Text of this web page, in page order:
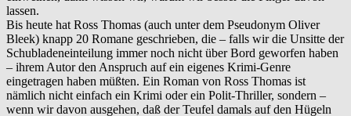
lassen.
Bis heute hat Ross Thomas (auch unter dem Pseudonym Oliver
Bleek) knapp 20 Romane geschrieben, die – falls wir die Unsitte der
Schubladeneinteilung immer noch nicht über Bord geworfen haben
– ihrem Autor den Anspruch auf ein eigenes Krimi-Genre
eingetragen haben müßten. Ein Roman von Ross Thomas ist
nämlich nicht einfach ein Krimi oder ein Polit-Thriller, sondern –
wenn wir davon ausgehen, daß der Teufel damals auf den Hügeln